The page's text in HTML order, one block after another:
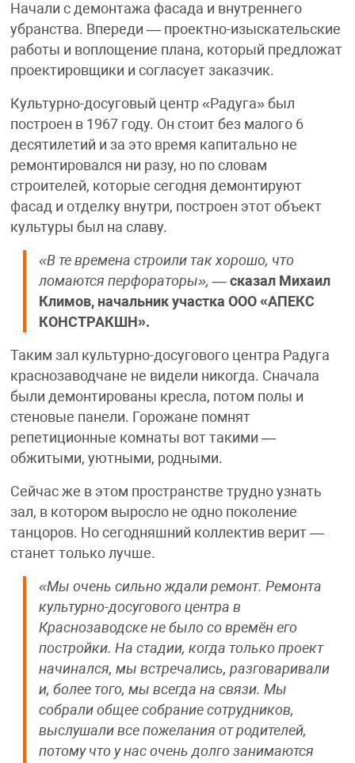
Начали с демонтажа фасада и внутреннего
убранства. Впереди — проектно-изыскательские
работы и воплощение плана, который предложат
проектировщики и согласует заказчик.
Культурно-досуговый центр «Радуга» был
построен в 1967 году. Он стоит без малого 6
десятилетий и за это время капитально не
ремонтировался ни разу, но по словам
строителей, которые сегодня демонтируют
фасад и отделку внутри, построен этот объект
культуры был на славу.
«В те времена строили так хорошо, что
ломаются перфораторы», —сказал Михаил
Климов, начальник участка ООО «АПЕКС
КОНСТРАКШН».
Таким зал культурно-досугового центра Радуга
краснозаводчане не видели никогда. Сначала
были демонтированы кресла, потом полы и
стеновые панели. Горожане помнят
репетиционные комнаты вот такими —
обжитыми, уютными, родными.
Сейчас же в этом пространстве трудно узнать
зал, в котором выросло не одно поколение
танцоров. Но сегодняшний коллектив верит —
станет только лучше.
«Мы очень сильно ждали ремонт. Ремонта
культурно-досугового центра в
Краснозаводске не было со времён его
постройки. На стадии, когда только проект
начинался, мы встречались, разговаривали
и, более того, мы всегда на связи. Мы
собрали общее собрание сотрудников,
выслушали все пожелания от родителей,
потому что у нас очень долго занимаются